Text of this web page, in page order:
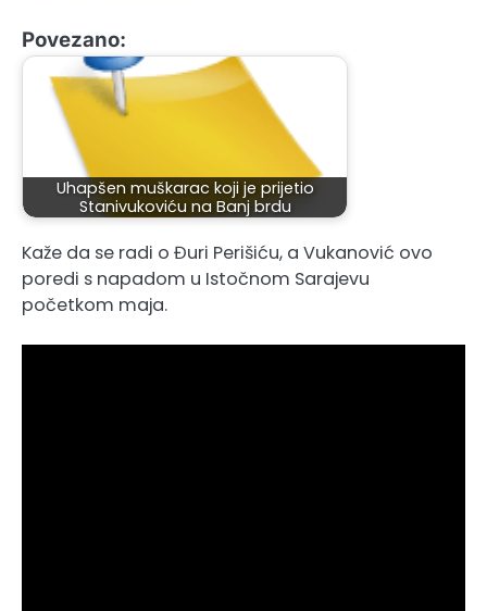
Povezano:
Uhapšen muškarac koji je prijetio
Stanivukoviću na Banj brdu
Kaže da se radi o Đuri Perišiću, a Vukanović ovo
poredi s napadom u Istočnom Sarajevu
početkom maja.